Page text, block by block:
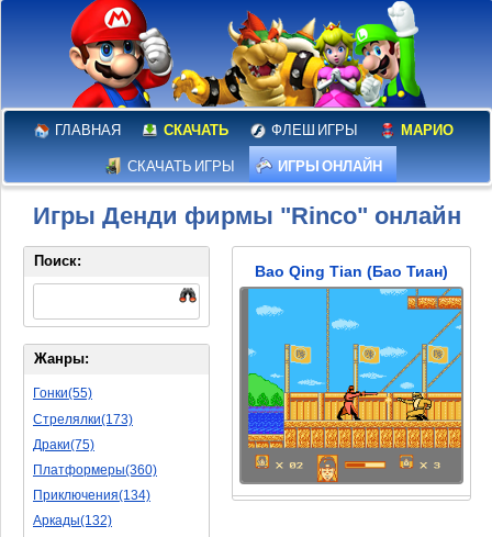
ГЛАВНАЯ СКАЧАТЬ ФЛЕШ ИГРЫ МАРИО
СКАЧАТЬ ИГРЫ ИГРЫ ОНЛАЙН
Игры Денди фирмы "Rinco" онлайн
Bao Qing Tian (Бао Тиан)
Поиск:
Жанры:
Гонки(55)
Стрелялки(173)
Драки(75)
Платформеры(360)
Приключения(134)
Аркады(132)